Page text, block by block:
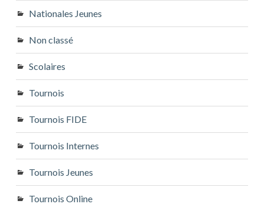
Nationales Jeunes
Non classé
Scolaires
Tournois
Tournois FIDE
Tournois Internes
Tournois Jeunes
Tournois Online